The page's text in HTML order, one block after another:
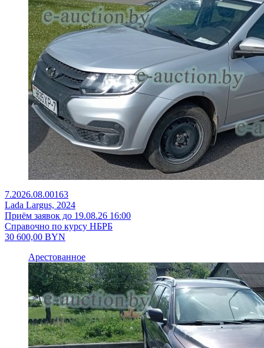
7.2026.08.00163
Lada Largus, 2024
Приём заявок до 19.08.26 16:00
Справочно по курсу НБРБ
30 600,00 BYN
Арестованное